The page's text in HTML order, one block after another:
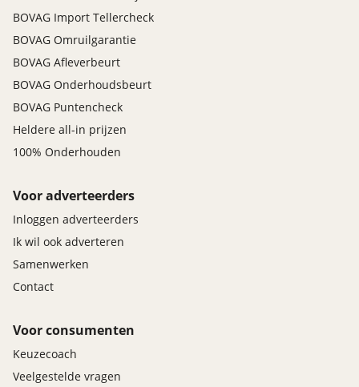
BOVAG Import Tellercheck
BOVAG Omruilgarantie
BOVAG Afleverbeurt
BOVAG Onderhoudsbeurt
BOVAG Puntencheck
Heldere all-in prijzen
100% Onderhouden
Voor adverteerders
Inloggen adverteerders
Ik wil ook adverteren
Samenwerken
Contact
Voor consumenten
Keuzecoach
Veelgestelde vragen